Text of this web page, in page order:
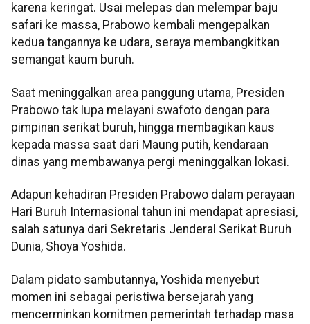
karena keringat. Usai melepas dan melempar baju
safari ke massa, Prabowo kembali mengepalkan
kedua tangannya ke udara, seraya membangkitkan
semangat kaum buruh.
Saat meninggalkan area panggung utama, Presiden
Prabowo tak lupa melayani swafoto dengan para
pimpinan serikat buruh, hingga membagikan kaus
kepada massa saat dari Maung putih, kendaraan
dinas yang membawanya pergi meninggalkan lokasi.
Adapun kehadiran Presiden Prabowo dalam perayaan
Hari Buruh Internasional tahun ini mendapat apresiasi,
salah satunya dari Sekretaris Jenderal Serikat Buruh
Dunia, Shoya Yoshida.
Dalam pidato sambutannya, Yoshida menyebut
momen ini sebagai peristiwa bersejarah yang
mencerminkan komitmen pemerintah terhadap masa